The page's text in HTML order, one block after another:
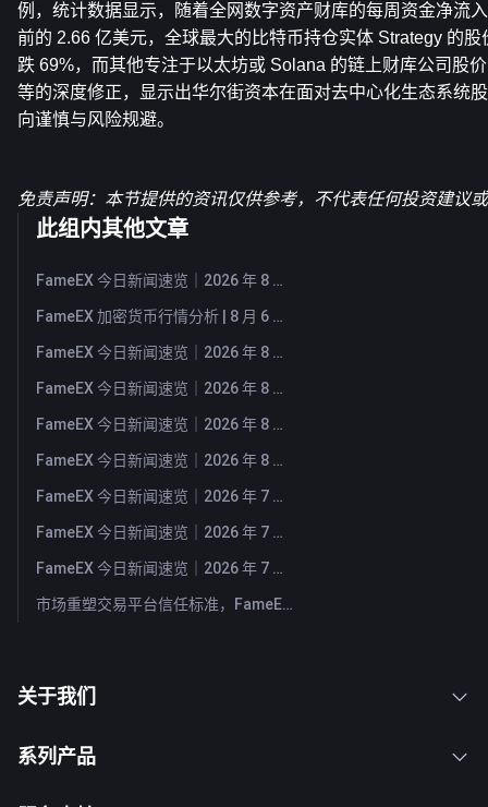
例，统计数据显示，随着全网数字资产财库的每周资金净流
前的 2.66 亿美元，全球最大的比特币持仓实体 Strategy 的
跌 69%，而其他专注于以太坊或 Solana 的链上财库公司股
等的深度修正，显示出华尔街资本在面对去中心化生态系统
向谨慎与风险规避。
免责声明：本节提供的资讯仅供参考，不代表任何投资建议
此组内其他文章
FameEX 今日新闻速览｜2026 年 8 月 7 日
FameEX 加密货币行情分析 | 8 月 6 日, 2026
FameEX 今日新闻速览｜2026 年 8 月 6 日
FameEX 今日新闻速览｜2026 年 8 月 5 日
FameEX 今日新闻速览｜2026 年 8 月 4 日
FameEX 今日新闻速览｜2026 年 8 月 3 日
FameEX 今日新闻速览｜2026 年 7 月 31 日
FameEX 今日新闻速览｜2026 年 7 月 30 日
FameEX 今日新闻速览｜2026 年 7 月 29 日
市场重塑交易平台信任标准，FameEX 以八年稳健运营持续服务全球用户
关于我们
系列产品